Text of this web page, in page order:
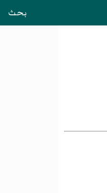
بحث